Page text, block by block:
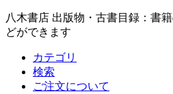
八木書店 出版物・古書目録：書
どができます
カテゴリ
検索
ご注文について